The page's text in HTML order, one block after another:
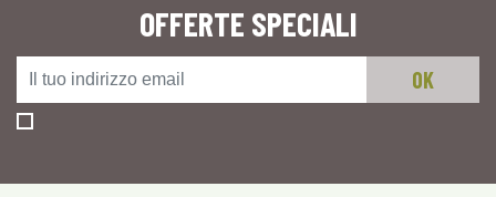
OFFERTE SPECIALI